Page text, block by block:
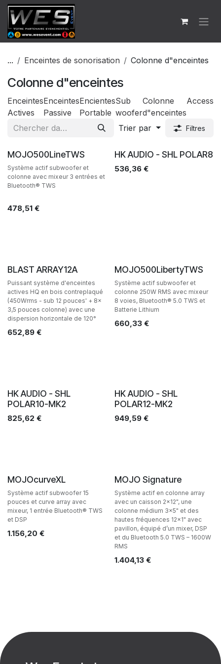
Se rendre au contenu
... Enceintes de sonorisation Colonne d"enceintes
Colonne d"enceintes
Enceintes
Actives
Enceintes
Passive
Encientes
Portable
Sub
woofer
Colonne
d"enceintes
Trier par Filtres
Ventes
MOJO500LineTWS
Système actif subwoofer et
colonne avec mixeur 3 entrées et
Bluetooth® TWS
478,51 €
Ventes
HK AUDIO - SHL POLAR8
536,36€
Ventes
BLAST ARRAY12A
Puissant système d'enceintes
actives HQ en bois contreplaqué
(450Wrms - sub 12 pouces' + 8x
3,5 pouces colonne) avec une
dispersion horizontale de 120°
652,89 €
Ventes
MOJO500LibertyTWS
Système actif subwoofer et
colonne 250W RMS avec mixeur
8 voies, Bluetooth® 5.0 TWS et
Batterie Lithium
660,33€
Ventes
HK AUDIO - SHL
POLAR10-MK2
825,62 €
Ventes
HK AUDIO - SHL
POLAR12-MK2
949,59€
Ventes
MOJOcurveXL
Système actif subwoofer 15
pouces et curve array avec
mixeur, 1 entrée Bluetooth® TWS
et DSP
1.156,20 €
Ventes
MOJO Signature
Système actif en colonne array
avec un caisson 2×12", une
colonne médium 3×5" et des
hautes fréquences 12×1" avec
pavillon, équipé d’un mixer, DSP
et du Bluetooth 5.0 TWS – 1600W
RMS
1.404,13€